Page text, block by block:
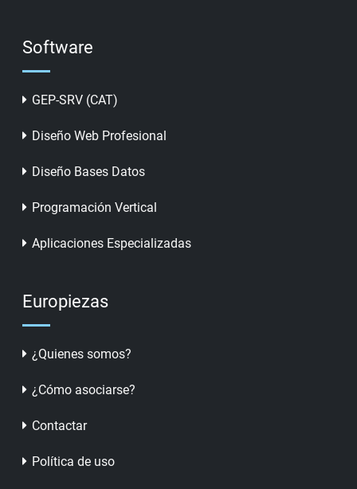
Software
GEP-SRV (CAT)
Diseño Web Profesional
Diseño Bases Datos
Programación Vertical
Aplicaciones Especializadas
Europiezas
¿Quienes somos?
¿Cómo asociarse?
Contactar
Política de uso